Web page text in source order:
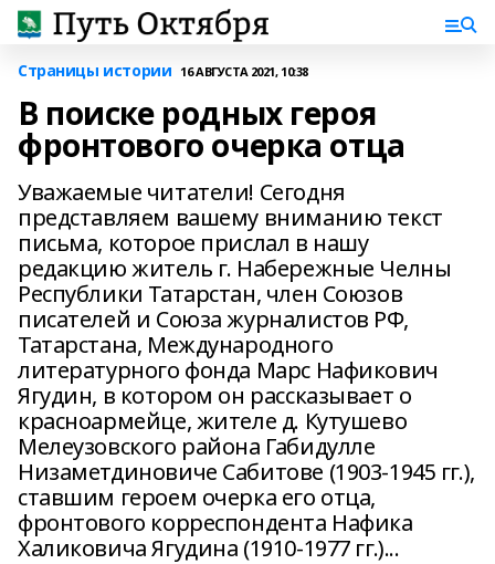
Страницы истории 16 АВГУСТА 2021, 10:38
В поиске родных героя
фронтового очерка отца
Уважаемые читатели! Сегодня
представляем вашему вниманию текст
письма, которое прислал в нашу
редакцию житель г. Набережные Челны
Республики Татарстан, член Союзов
писателей и Союза журналистов РФ,
Татарстана, Международного
литературного фонда Марс Нафикович
Ягудин, в котором он рассказывает о
красноармейце, жителе д. Кутушево
Мелеузовского района Габидулле
Низаметдиновиче Сабитове (1903-1945 гг.),
ставшим героем очерка его отца,
фронтового корреспондента Нафика
Халиковича Ягудина (1910-1977 гг.)...